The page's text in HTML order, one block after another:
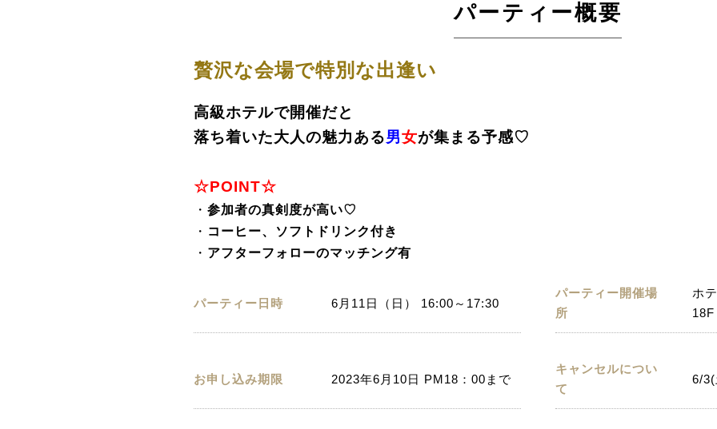
パーティー概要
贅沢な会場で特別な出逢い
高級ホテルで開催だと
落ち着いた大人の魅力ある男女が集まる予感♡
☆POINT☆
・ 参加者の真剣度が高い♡
・ コーヒー、ソフトドリンク付き
・ アフターフォローのマッチング有
パーティー日時 6月11日（日） 16:00～17:30
パーティー開催場
所
ホ
18F
お申し込み期限 2023年6月10日 PM18：00まで
キャンセルについ
て
6/